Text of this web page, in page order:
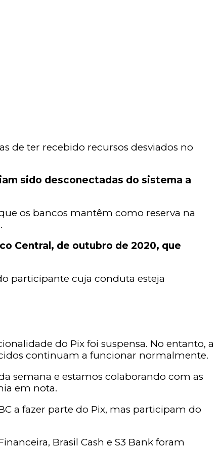
de ter recebido recursos desviados no
sido desconectadas do sistema a
os bancos mantêm como reserva na
Central, de outubro de 2020, que
participante cuja conduta esteja
do Pix foi suspensa. No entanto, a
continuam a funcionar normalmente.
semana e estamos colaborando com as
em nota.
a fazer parte do Pix, mas participam do
Brasil Cash e S3 Bank foram